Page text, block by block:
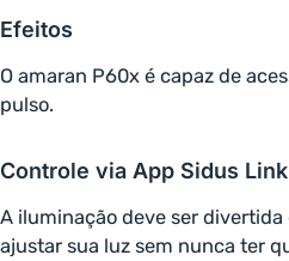
Efeitos
O amaran P60x é capaz de
pulso.
Controle via App Sidus Link
A iluminação deve ser
ajustar sua luz sem nunca ter